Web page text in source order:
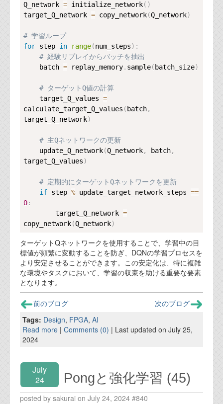
Q_network = initialize_network( )
target_Q_network = copy_network(Q_network)
# 学習ループ
for step in range(num_steps) :
# 経験リプレイからバッチを抽出
    batch
= replay_memory. sample( batch_size)
# ターゲットQ値の計算
    target_Q_values
=
calculate_target_Q_values ( batch,
target_Q_network)
# 主Qネットワークの更新
    update_Q_network
(Q_network, batch,
target_Q_values)
# 定期的にターゲットQネットワークを更新
if step % update_target_network_steps ==
0:
        target_Q_network
=
copy_network(Q_network)
ターゲットQネットワークを使用することで、学習中の目
標値が頻繁に変動することを防ぎ、DQNの学習プロセスを
より安定させることができます。この安定化は、特に複雑
な環境やタスクにおいて、学習の収束を助ける重要な要素
となります。
前のブログ
次のブログ
Tags: Design, FPGA, AI
Read more | Comments (0) | Last updated on July 25,
2024
July
24
Pongと強化学習 (45)
posted by sakurai on July 24, 2024 #840